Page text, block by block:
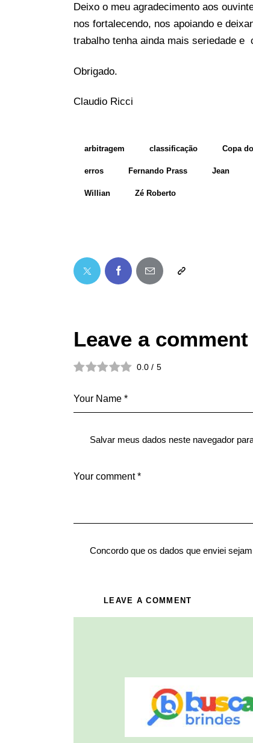
Deixo o meu agradecimento aos
nos fortalecendo, nos apoiando e
trabalho tenha ainda mais seriedade e
Obrigado.
Claudio Ricci
arbitragem classificação Copa
erros Fernando Prass Jean
Willian Zé Roberto
Leave a comment
0.0 / 5
Salvar meus dados neste navegador
Concordo que os dados que enviei